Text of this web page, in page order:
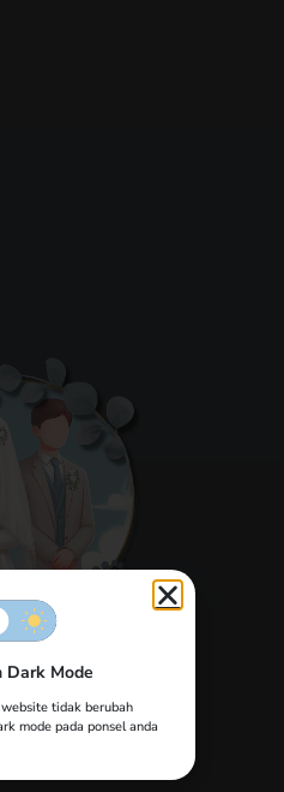
of
Takbir
Dark Mode
tidak berubah
mode pada ponsel anda